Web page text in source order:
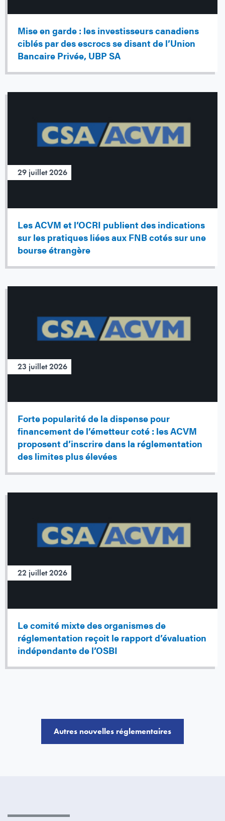
Mise en garde : les investisseurs canadiens
ciblés par des escrocs se disant de l’Union
Bancaire Privée, UBP SA
29 juillet 2026
Les ACVM et l’OCRI publient des indications
sur les pratiques liées aux FNB cotés sur une
bourse étrangère
23 juillet 2026
Forte popularité de la dispense pour
financement de l’émetteur coté : les ACVM
proposent d’inscrire dans la réglementation
des limites plus élevées
22 juillet 2026
Le comité mixte des organismes de
réglementation reçoit le rapport d’évaluation
indépendante de l’OSBI
Autres nouvelles réglementaires